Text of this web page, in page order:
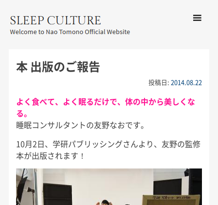
CULTURE
ー
ツへ移動
本 出版のご報告
投稿日:2014.08.22
よく食べて、よく眠るだけで、体の中から美しくな
る。
睡眠コンサルタントの友野なおです。
10月2日、学研パブリッシングさんより、友野の監修
本が出版されます！